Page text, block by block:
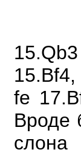
fe
Вроде
слона